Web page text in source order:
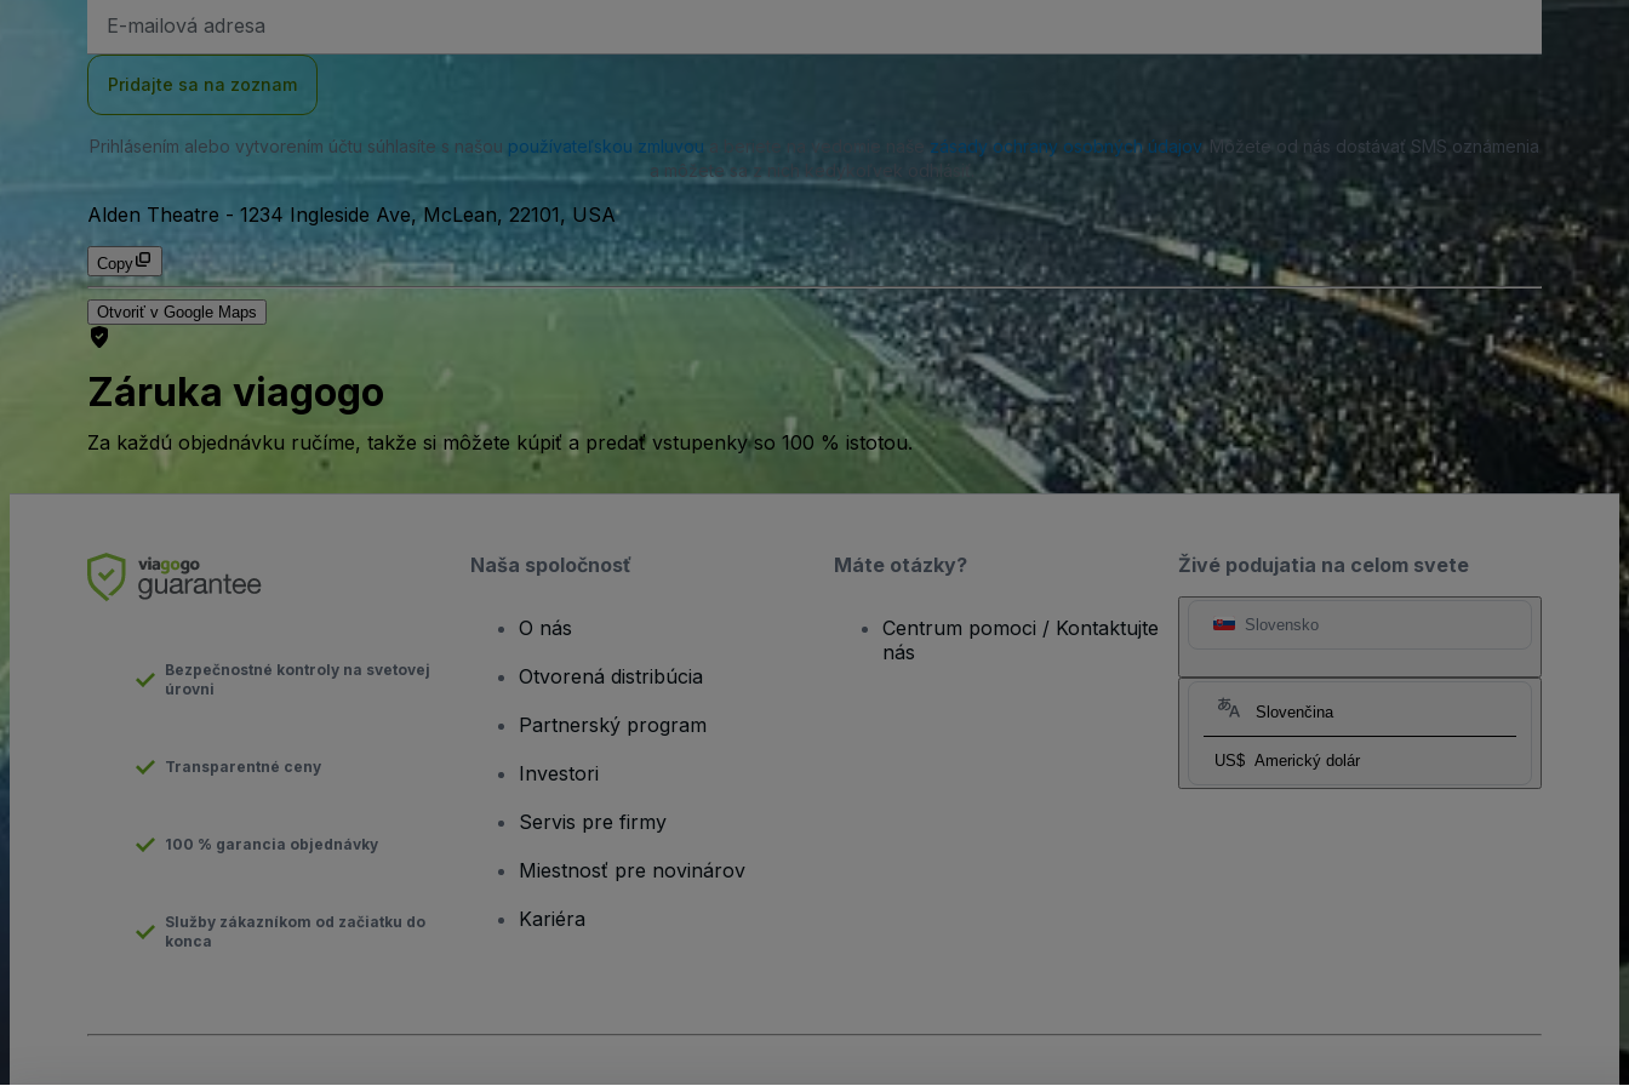
mailová
Pridajte sa na zoznam
Prihlásením alebo vytvorením účtu súhlasíte s našou používateľskou zmluvou zásady ochrany osobných údajov. Môžete od nás dostávať SMS oznámenia
a môžete sa z nich kedykoľvek odhlásiť.
Alden Theatre - 1234 Ingleside Ave, McLean, 22101, USA
Copy
Otvoriť v Google Maps
Záruka viagogo
Za každú objednávku ručíme, takže si môžete kúpiť a predať vstupenky so 100 % istotou.
Živé podujatia na celom svete
Slovensko
Slovenčina
US$ Americký dolár
Bezpečnostné kontroly na svetovej
úrovni
Transparentné ceny
100 % garancia objednávky
Služby zákazníkom od začiatku do
konca
Naša spoločnosť
O nás
Otvorená distribúcia
Partnerský program
Investori
Servis pre firmy
Miestnosť pre novinárov
Kariéra
Máte otázky?
Centrum pomoci / Kontaktujte
nás